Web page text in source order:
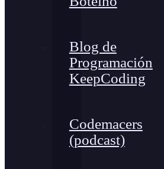
Blog de
Programación
KeepCoding
Codemacers
(podcast)